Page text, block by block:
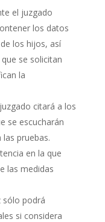
el juzgado
los datos
los hijos, así
se solicitan
la
citará a los
se escucharán
pruebas.
en la que
las medidas
sólo podrá
si considera